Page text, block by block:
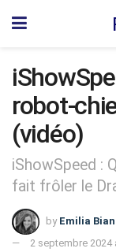
robot-
(vidéo)
iShowSpeed :
fait frôler le
by Emilia
2 septembre 2024